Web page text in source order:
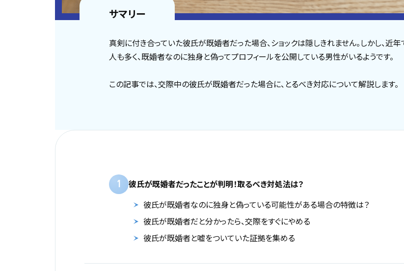
サマリー
真剣に付き合っていた彼氏が既婚者だった場合、ショックは隠しきれません。しかし、近
人も多く、既婚者なのに独身と偽ってプロフィールを公開している男性がいるようです。
この記事では、交際中の彼氏が既婚者だった場合に、とるべき対応について解説します。
1
彼氏が既婚者だったことが判明！取るべき対処法は？
彼氏が既婚者なのに独身と偽っている可能性がある場合の特徴は？
彼氏が既婚者だと分かったら、交際をすぐにやめる
彼氏が既婚者と嘘をついていた証拠を集める